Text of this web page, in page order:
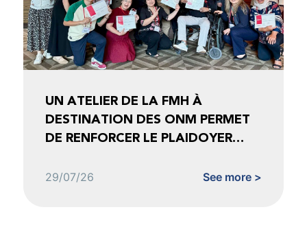
UN ATELIER DE LA FMH À
DESTINATION DES ONM PERMET
DE RENFORCER LE PLAIDOYER
29/07/26 See more >